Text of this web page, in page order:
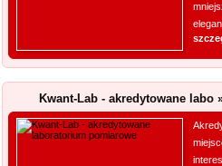
Kwant-Lab - akredytowane labo